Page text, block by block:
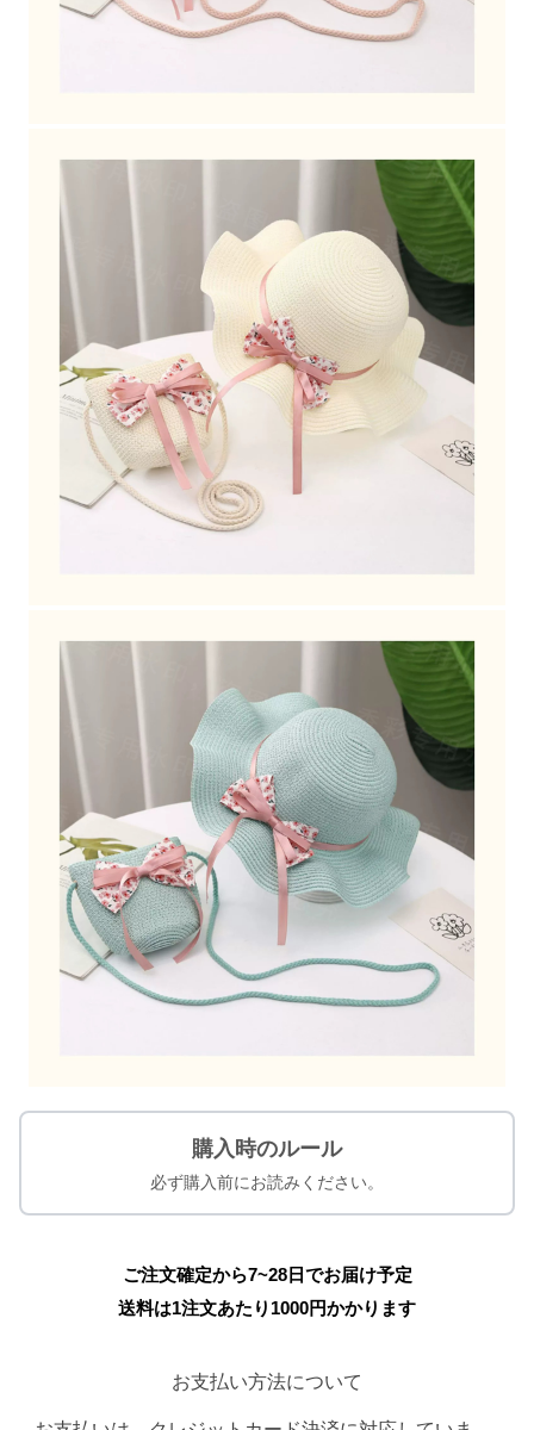
購入時のルール
必ず購入前にお読みください。
ご注文確定から7~28日でお届け予定
送料は1注文あたり 1000円かかります
お支払い方法について